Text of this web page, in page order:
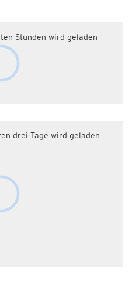
Stunden wird geladen
drei Tage wird geladen